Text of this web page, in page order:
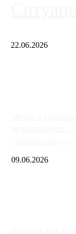
22.06.2026
09.06.2026